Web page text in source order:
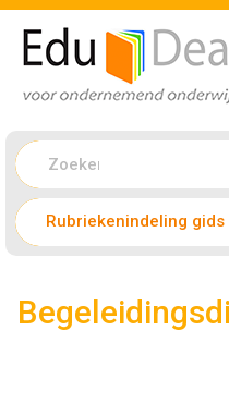
Rubriekenindeling gids